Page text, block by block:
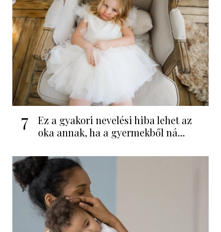
7
Ez a gyakori nevelési hiba lehet az
oka annak, ha a gyermekből ná...